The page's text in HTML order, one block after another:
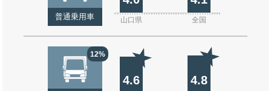
普通乗用車 山口県 全国
12%
4.6 4.8